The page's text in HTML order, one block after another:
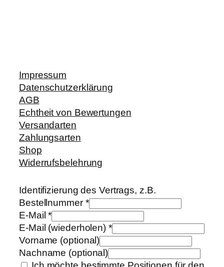
Impressum
Datenschutzerklärung
AGB
Echtheit von Bewertungen
Versandarten
Zahlungsarten
Shop
Widerrufsbelehrung
Identifizierung des Vertrags, z.B.
Bestellnummer *
E-Mail*
E-Mail (wiederholen) *
Vorname (optional)
Nachname (optional)